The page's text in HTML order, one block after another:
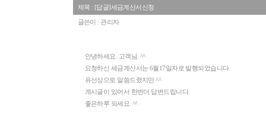
제목 : [답글]세금계산서신청
글쓴이 : 관리자
안녕하세요. 고객님. ^^
요청하신 세금계산서는 6월17일자로 발행되었습니다.
유선상으로 말씀드렸지만 ^^
계시글이 있어서 한번더 답변드립니다.
좋은하루 되세요. ^^